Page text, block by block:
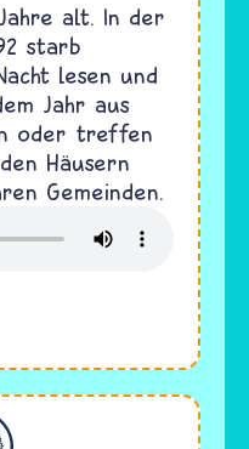
alt. In der
starb
lesen und
Jahr aus
oder treffen
Häusern
Gemeinden.